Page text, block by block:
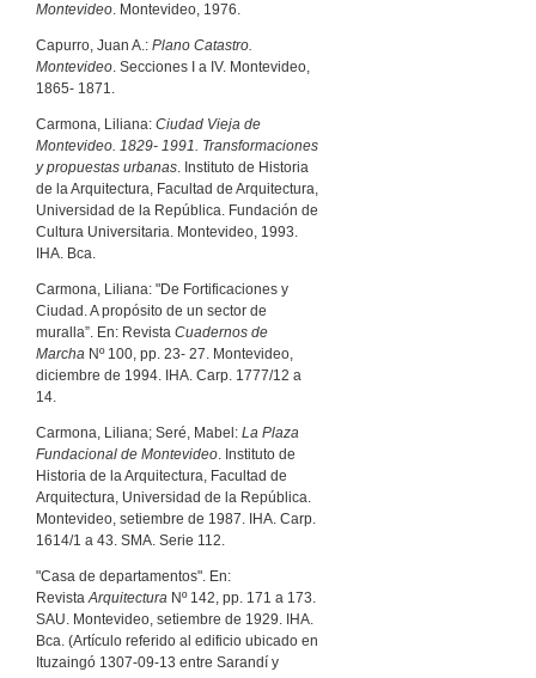
Montevideo. Montevideo, 1976.
Capurro, Juan A.: Plano Catastro.
Montevideo. Secciones I a IV. Montevideo,
1865- 1871.
Carmona, Liliana: Ciudad Vieja de
Montevideo. 1829- 1991. Transformaciones
y propuestas urbanas. Instituto de Historia
de la Arquitectura, Facultad de Arquitectura,
Universidad de la República. Fundación de
Cultura Universitaria. Montevideo, 1993.
IHA. Bca.
Carmona, Liliana: "De Fortificaciones y
Ciudad. A propósito de un sector de
muralla”. En: Revista Cuadernos de
Marcha Nº 100, pp. 23- 27. Montevideo,
diciembre de 1994. IHA. Carp. 1777/12 a
14.
Carmona, Liliana; Seré, Mabel: La Plaza
Fundacional de Montevideo. Instituto de
Historia de la Arquitectura, Facultad de
Arquitectura, Universidad de la República.
Montevideo, setiembre de 1987. IHA. Carp.
1614/1 a 43. SMA. Serie 112.
"Casa de departamentos". En:
RevistaArquitectura Nº 142, pp. 171 a 173.
SAU. Montevideo, setiembre de 1929. IHA.
Bca. (Artículo referido al edificio ubicado en
Ituzaingó 1307-09-13 entre Sarandí y